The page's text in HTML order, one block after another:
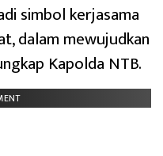
simbol kerjasama
dalam mewujudkan
Kapolda NTB.